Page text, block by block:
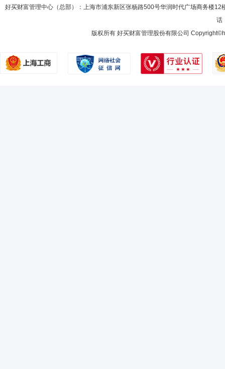
好买财富管理中心（总部）：上海市浦东新区张杨路500号华润时代广场商务楼12
话
版权所有 好买财富管理股份有限公司